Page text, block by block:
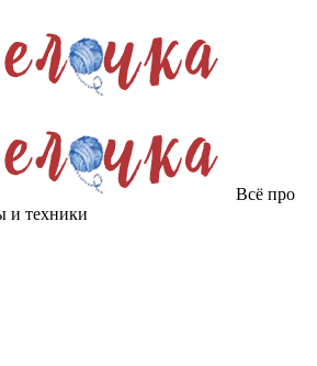
Всё про
и техники